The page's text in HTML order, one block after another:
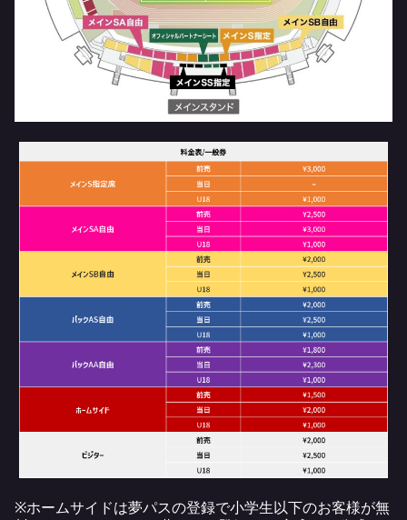
※ホームサイドは夢パスの登録で小学生以下のお客様が無